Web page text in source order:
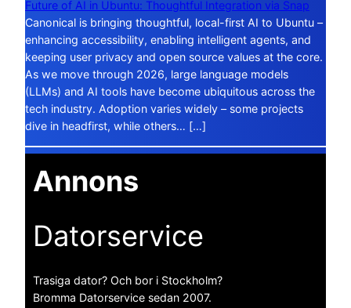
Future of AI in Ubuntu: Thoughtful Integration via Snap
Canonical is bringing thoughtful, local-first AI to Ubuntu –
enhancing accessibility, enabling intelligent agents, and
keeping user privacy and open source values at the core.
As we move through 2026, large language models
(LLMs) and AI tools have become ubiquitous across the
tech industry. Adoption varies widely – some projects
dive in headfirst, while others… […]
Annons
Datorservice
Trasiga dator? Och bor i Stockholm?
Bromma Datorservice sedan 2007.